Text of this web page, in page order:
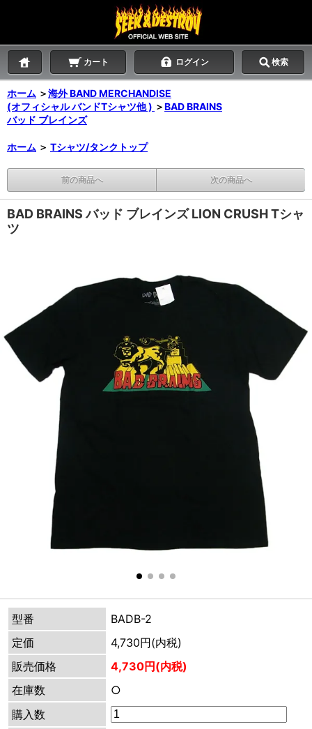
カート ログイン 検索
ホーム ＞海外 BAND MERCHANDISE
(オフィシャル バンドTシャツ他 ) ＞BAD BRAINS
バッド ブレインズ
ホーム ＞ Tシャツ/タンクトップ
前の商品へ 次の商品へ
BAD BRAINS バッド ブレインズ LION CRUSH Tシャ
ツ
型番
BADB-2
定価
4,730円(内税)
販売価格
4,730円(内税)
在庫数
○
購入数